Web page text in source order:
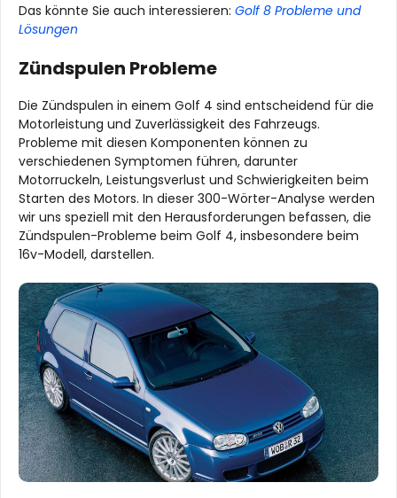
Das könnte Sie auch interessieren: Golf 8 Probleme und
Lösungen
Zündspulen Probleme
Die Zündspulen in einem Golf 4 sind entscheidend für die
Motorleistung und Zuverlässigkeit des Fahrzeugs.
Probleme mit diesen Komponenten können zu
verschiedenen Symptomen führen, darunter
Motorruckeln, Leistungsverlust und Schwierigkeiten beim
Starten des Motors. In dieser 300-Wörter-Analyse werden
wir uns speziell mit den Herausforderungen befassen, die
Zündspulen-Probleme beim Golf 4, insbesondere beim
16v-Modell, darstellen.